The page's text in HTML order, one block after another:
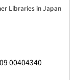
Libraries in Japan
00404340